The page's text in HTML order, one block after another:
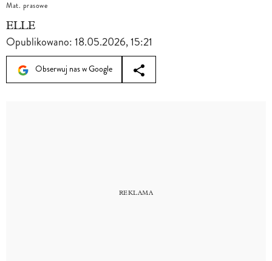
Mat. prasowe
ELLE
Opublikowano:18.05.2026, 15:21
Obserwuj nas w Google